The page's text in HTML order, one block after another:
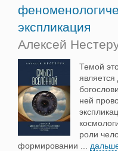
экспликация
Алексей
Темой
ней
роли
формировании